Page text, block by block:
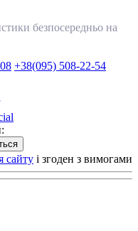
безпосередньо на
+38(095) 508-22-54
сайту і згоден з вимогами